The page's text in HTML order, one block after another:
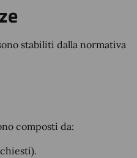
stabiliti dalla normativa
composti da: